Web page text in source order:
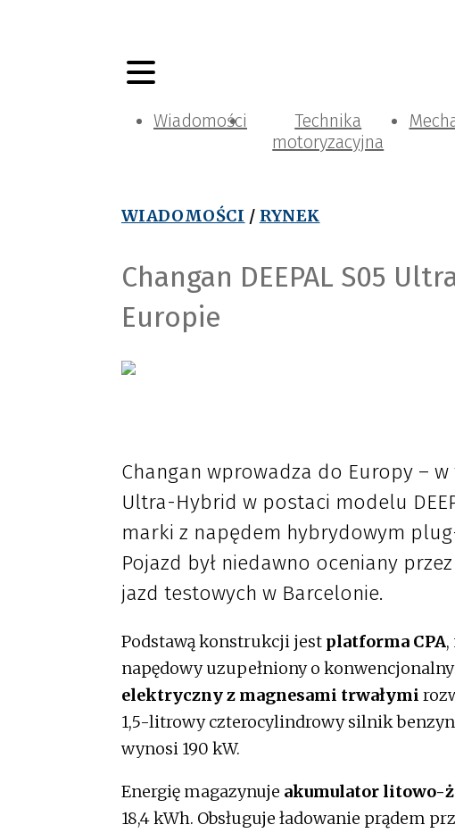
Wiadomości
Technika
motoryzacyjna
WIADOMOŚCI / RYNEK
Changan DEEPAL S05
Europie
Changan wprowadza do Europy –
Ultra-Hybrid w postaci modelu
marki z napędem hybrydowym
Pojazd był niedawno oceniany
jazd testowych w Barcelonie.
Podstawą konstrukcji jest platforma CPA
napędowy uzupełniony o
elektryczny z magnesami trwałymi
1,5-litrowy czterocylindrowy silnik
wynosi 190 kW.
Energię magazynuje akumulator litowo-
18,4 kWh. Obsługuje ładowanie prądem